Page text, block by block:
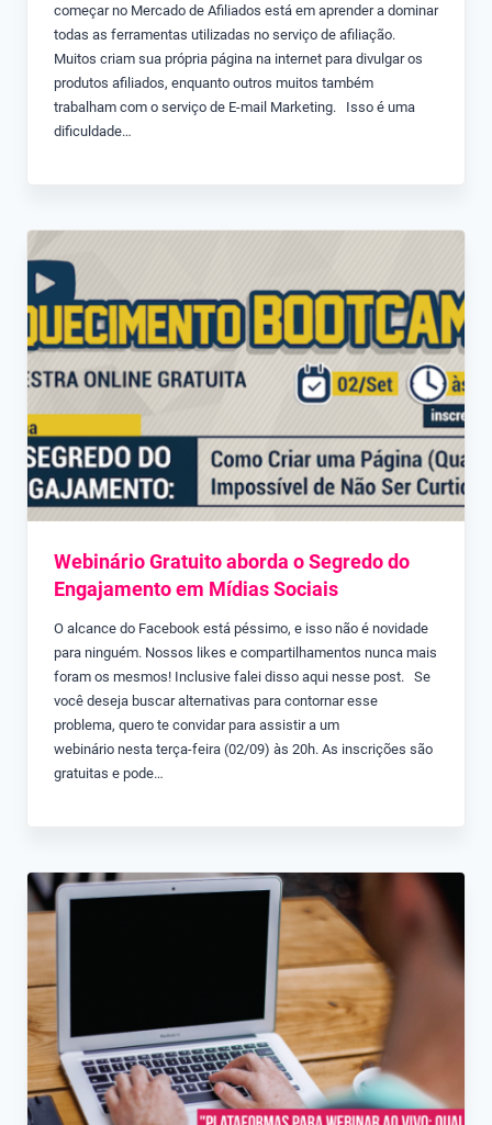
começar no Mercado de Afiliados está em aprender a dominar
todas as ferramentas utilizadas no serviço de afiliação.
Muitos criam sua própria página na internet para divulgar os
produtos afiliados, enquanto outros muitos também
trabalham com o serviço de E-mail Marketing. Isso é uma
dificuldade…
Webinário Gratuito aborda o Segredo do
Engajamento em Mídias Sociais
O alcance do Facebook está péssimo, e isso não é novidade
para ninguém. Nossos likes e compartilhamentos nunca mais
foram os mesmos! Inclusive falei disso aqui nesse post. Se
você deseja buscar alternativas para contornar esse
problema, quero te convidar para assistir a um
webinário nesta terça-feira (02/09) às 20h. As inscrições são
gratuitas e pode…